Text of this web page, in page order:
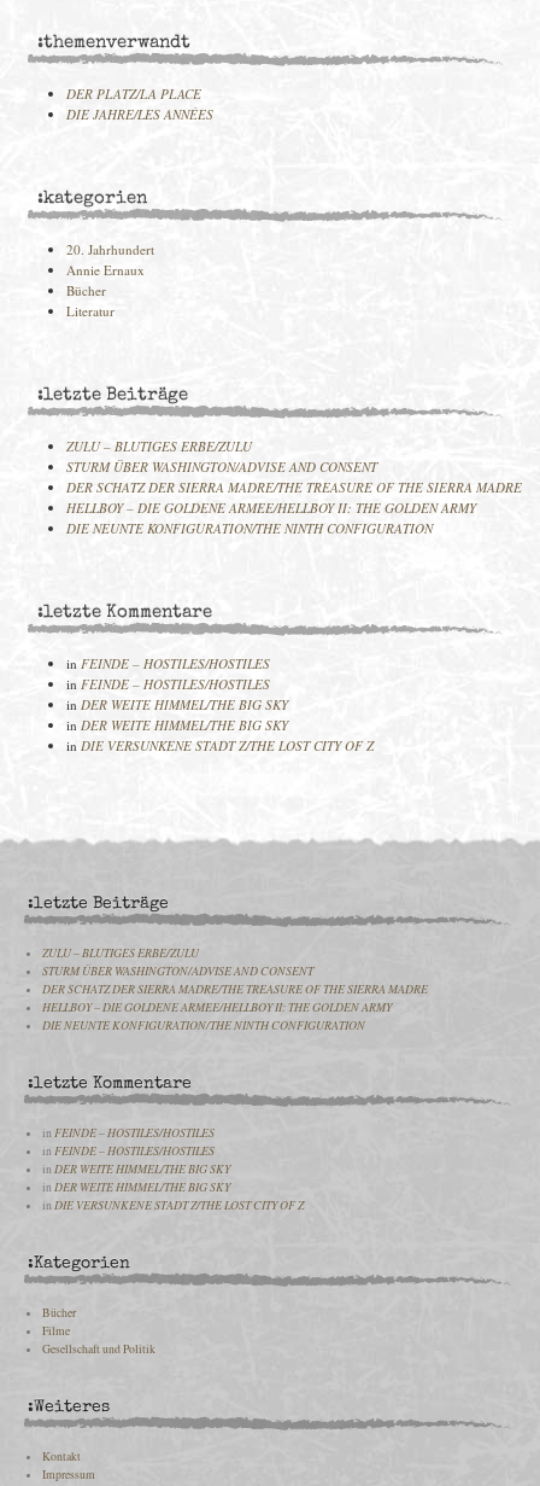
:themenverwandt
DER PLATZ/LA PLACE
DIE JAHRE/LES ANNÉES
:kategorien
20. Jahrhundert
Annie Ernaux
Bücher
Literatur
:letzte Beiträge
ZULU – BLUTIGES ERBE/ZULU
STURM ÜBER WASHINGTON/ADVISE AND CONSENT
DER SCHATZ DER SIERRA MADRE/THE TREASURE OF THE SIERRA MADRE
HELLBOY – DIE GOLDENE ARMEE/HELLBOY II: THE GOLDEN ARMY
DIE NEUNTE KONFIGURATION/THE NINTH CONFIGURATION
:letzte Kommentare
in FEINDE – HOSTILES/HOSTILES
in FEINDE – HOSTILES/HOSTILES
in DER WEITE HIMMEL/THE BIG SKY
in DER WEITE HIMMEL/THE BIG SKY
in DIE VERSUNKENE STADT Z/THE LOST CITY OF Z
:letzte Beiträge
ZULU – BLUTIGES ERBE/ZULU
STURM ÜBER WASHINGTON/ADVISE AND CONSENT
DER SCHATZ DER SIERRA MADRE/THE TREASURE OF THE SIERRA MADRE
HELLBOY – DIE GOLDENE ARMEE/HELLBOY II: THE GOLDEN ARMY
DIE NEUNTE KONFIGURATION/THE NINTH CONFIGURATION
:letzte Kommentare
inFEINDE – HOSTILES/HOSTILES
inFEINDE – HOSTILES/HOSTILES
inDER WEITE HIMMEL/THE BIG SKY
in DER WEITE HIMMEL/THE BIG SKY
inDIE VERSUNKENE STADT Z/THE LOST CITY OF Z
:Kategorien
Bücher
Filme
Gesellschaft und Politik
:Weiteres
Kontakt
Impressum